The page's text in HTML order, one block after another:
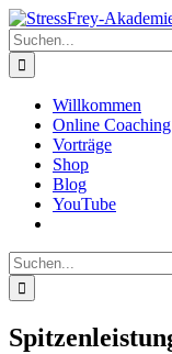
Zum
Inhalt
springen
Suche
nach:
Willkommen
Online Coaching
Vorträge
Shop
Blog
YouTube
Suche
nach: